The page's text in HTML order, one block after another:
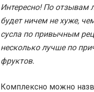
Интересно! По отзывам
будет ничем не хуже,
сусла по привычным
несколько лучше по
фруктов.
Комплексно можно